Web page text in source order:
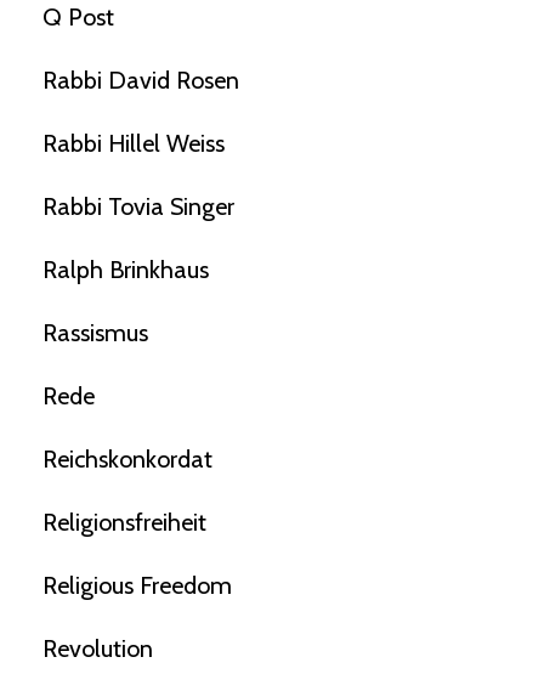
Q Post
Rabbi David Rosen
Rabbi Hillel Weiss
Rabbi Tovia Singer
Ralph Brinkhaus
Rassismus
Rede
Reichskonkordat
Religionsfreiheit
Religious Freedom
Revolution